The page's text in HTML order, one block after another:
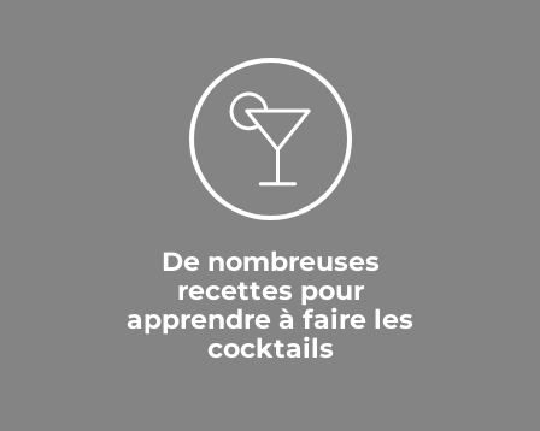
De nombreuses
recettes pour
apprendre à faire les
cocktails